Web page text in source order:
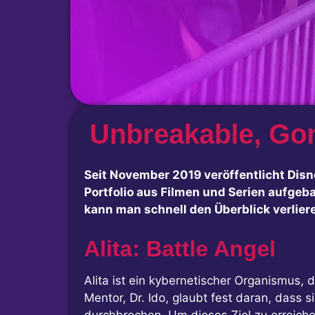
Unbreakable,
Seit November 2019 veröffentlicht
Portfolio aus Filmen und Serien
kann man schnell den Überblick
Alita: Battle Angel
Alita ist ein kybernetischer Organismus,
Mentor, Dr. Ido, glaubt fest daran, dass